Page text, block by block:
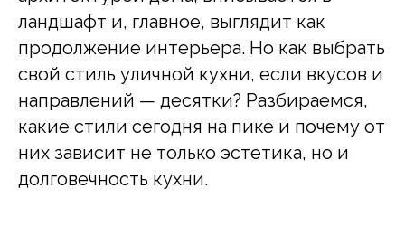
ландшафт и, главное, выглядит как
продолжение интерьера. Но как выбрать
свой стиль уличной кухни, если вкусов и
направлений — десятки? Разбираемся,
какие стили сегодня на пике и почему от
них зависит не только эстетика, но и
долговечность кухни.